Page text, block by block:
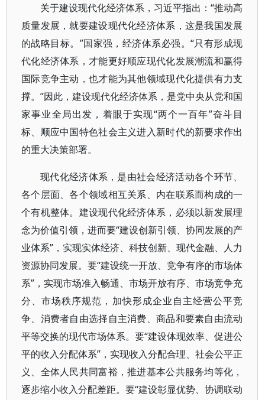
关于建设现代化经济体系，习近平指出：“推动高
质量发展，就要建设现代化经济体系，这是我国发展
的战略目标。”国家强，经济体系必强。“只有形成现
代化经济体系，才能更好顺应现代化发展潮流和赢得
国际竞争主动，也才能为其他领域现代化提供有力支
撑。”因此，建设现代化经济体系，是党中央从党和国
家事业全局出发，着眼于实现“两个一百年”奋斗目
标、顺应中国特色社会主义进入新时代的新要求作出
的重大决策部署。
现代化经济体系，是由社会经济活动各个环节、
各个层面、各个领域相互关系、内在联系而构成的一
个有机整体。建设现代化经济体系，必须以新发展理
念为价值引领，进而要“建设创新引领、协同发展的产
业体系”，实现实体经济、科技创新、现代金融、人力
资源协同发展。要“建设统一开放、竞争有序的市场体
系”，实现市场准入畅通、市场开放有序、市场竞争充
分、市场秩序规范，加快形成企业自主经营公平竞
争、消费者自由选择自主消费、商品和要素自由流动
平等交换的现代市场体系。要“建设体现效率、促进公
平的收入分配体系”，实现收入分配合理、社会公平正
义、全体人民共同富裕，推进基本公共服务均等化，
逐步缩小收入分配差距。要“建设彰显优势、协调联动